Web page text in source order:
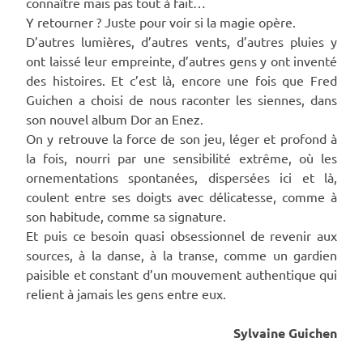
Y retourner ? Juste pour voir si la magie opère.
D’autres lumières, d’autres vents, d’autres pluies y
ont laissé leur empreinte, d’autres gens y ont inventé
des histoires. Et c’est là, encore une fois que Fred
Guichen a choisi de nous raconter les siennes, dans
son nouvel album Dor an Enez.
On y retrouve la force de son jeu, léger et profond à
la fois, nourri par une sensibilité extrême, où les
ornementations spontanées, dispersées ici et là,
coulent entre ses doigts avec délicatesse, comme à
son habitude, comme sa signature.
Et puis ce besoin quasi obsessionnel de revenir aux
sources, à la danse, à la transe, comme un gardien
paisible et constant d’un mouvement authentique qui
relient à jamais les gens entre eux.
Sylvaine Guichen